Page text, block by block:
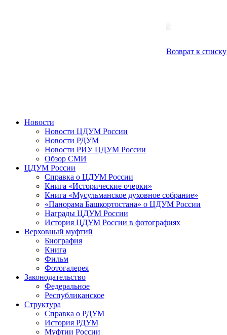
Возврат к списку
Новости
Новости ЦДУМ России
Новости РДУМ
Новости РИУ ЦДУМ России
Обзор СМИ
ЦДУМ России
Справка о ЦДУМ России
Книга «Исторические очерки»
Книга «Мусульманское духовное собрание»
«Панорама Башкортостана» о ЦДУМ России
Награды ЦДУМ России
История ЦДУМ России в фотографиях
Верховный муфтий
Биография
Книга
Фильм
Фотогалерея
Законодательство
Федеральное
Республиканское
Структура
Справка о РДУМ
История РДУМ
Муфтии России